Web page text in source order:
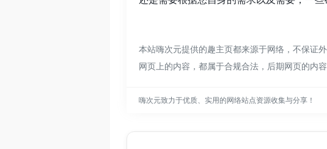
本站嗨次元提供的趣主页都来源于网络，不保证
网页上的内容，都属于合规合法，后期网页的内
嗨次元致力于优质、实用的网络站点资源收集与分享！